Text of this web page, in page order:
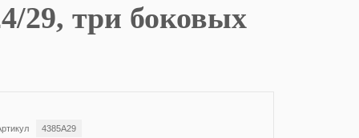
29, три боковых
4385A29